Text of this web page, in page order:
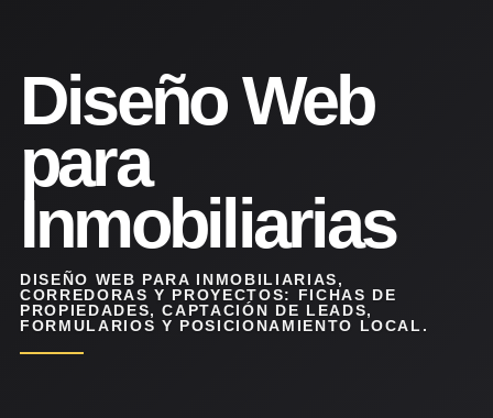
Diseño Web
para
Inmobiliarias
DISEÑO WEB PARA INMOBILIARIAS,
CORREDORAS Y PROYECTOS: FICHAS DE
PROPIEDADES, CAPTACIÓN DE LEADS,
FORMULARIOS Y POSICIONAMIENTO LOCAL.